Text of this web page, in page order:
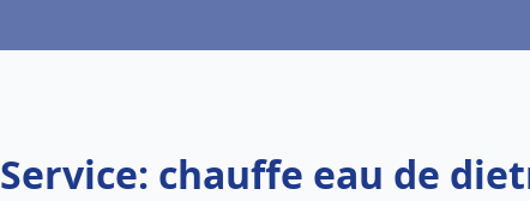
Service: chauffe eau de